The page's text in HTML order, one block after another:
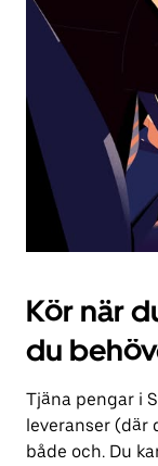
för
stänga
kalendern.
Kör när
du
Tjäna pengar i
leveranser (där
både och. Du